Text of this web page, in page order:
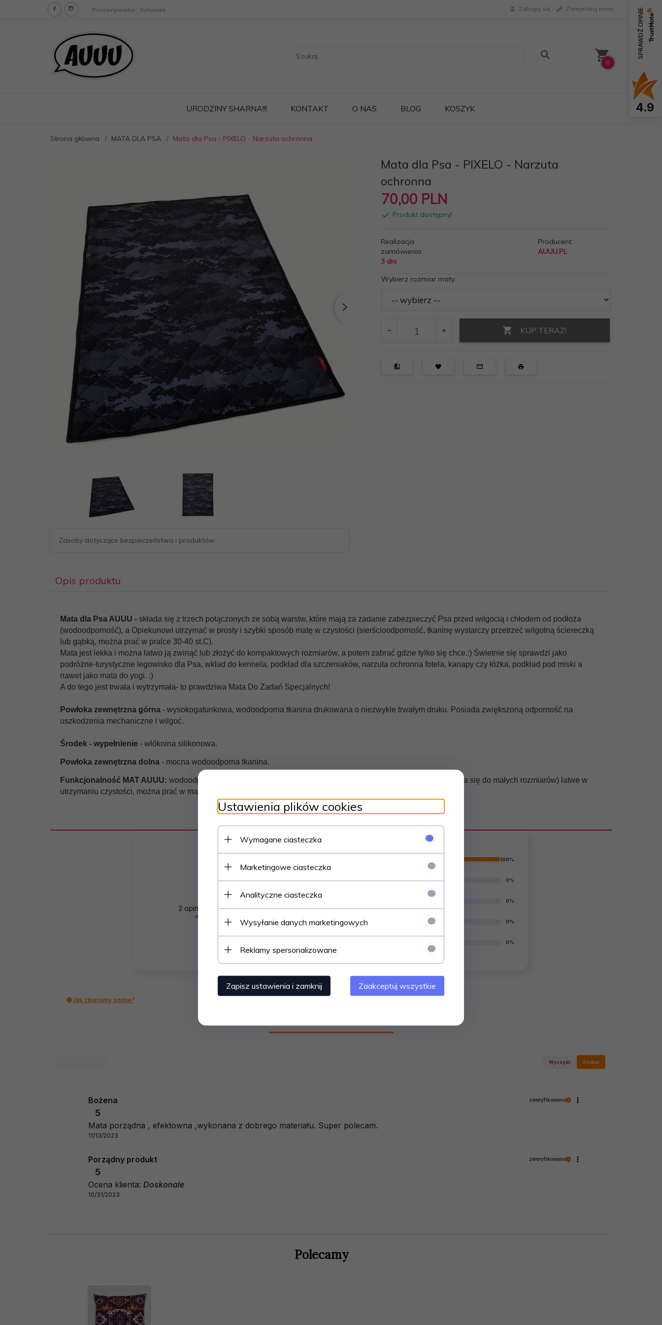
Porównywarka Schowek Zaloguj się Zarejestruj mnie
0
URODZINY SHARNA!!! KONTAKT O NAS BLOG KOSZYK
Strona główna MATA DLA PSA Mata dla Psa - PIXELO - Narzuta ochronna
Zasoby dotyczące bezpieczeństwa i produktów
Mata dla Psa - PIXELO - Narzuta
ochronna
70,00 PLN
Produkt dostępny!
Realizacja
zamówienia:
3 dni
Producent:
AUUU.PL
Wybierz rozmiar maty:
KUP TERAZ!
Opis produktu
Mata dla Psa AUUU - składa się z trzech połączonych ze sobą warstw, które mają za zadanie zabezpieczyć Psa przed wilgocią i chłodem od podłoża
(wodoodporność), a Opiekunowi utrzymać w prosty i szybki sposób matę w czystości (sierścioodporność, tkaninę wystarczy przetrzeć wilgotną ściereczką
lub gąbką, można prać w pralce 30-40 st.C).
Mata jest lekka i można łatwo ją zwinąć lub złożyć do kompaktowych rozmiarów, a potem zabrać gdzie tylko się chce.:) Świetnie się sprawdzi jako
podróżne-turystyczne legowisko dla Psa, wkład do kennela, podkład dla szczeniaków, narzuta ochronna fotela, kanapy czy łóżka, podkład pod miski a
nawet jako mata do yogi. :)
A do tego jest trwała i wytrzymała- to prawdziwa Mata Do Zadań Specjalnych!
Powłoka zewnętrzna górna - wysokogatunkowa, wodoodporna tkanina drukowana o niezwykle trwałym druku. Posiada zwiększoną odporność na
uszkodzenia mechaniczne i wilgoć.
Środek - wypełnienie - włóknina silikonowa.
Powłoka zewnętrzna dolna - mocna wodoodporna tkanina.
Funkcjonalność MAT AUUU: wodoodporne, sierścioodporne, wytrzymałe, wysoka mobilność (lekko i szybko składa się do małych rozmiarów) łatwe w
utrzymaniu czystości, można prać w max. 40 st.C (bez wirowania).
5.0
2 opinii klientówz całego okresu
zebranych i zweryfikowanych przez
100%
4 0%
0%
2 0%
0%
Jak zbieramy opinie?
Wyczyść Szukaj
Bożena zweryfikowano
5
Mata porządna , efektowna ,wykonana z dobrego materiału. Super polecam.
11/13/2023
Porządny produkt zweryfikowano
5
Ocena klienta: Doskonale
10/31/2023
Polecamy
SPRAWDŹ OPINIE
4.9
Ustawienia plików cookies
Wymagane ciasteczka
Marketingowe ciasteczka
Analityczne ciasteczka
Wysyłanie danych marketingowych
Reklamy spersonalizowane
Zapisz ustawienia i zamknij Zaakceptuj wszystkie